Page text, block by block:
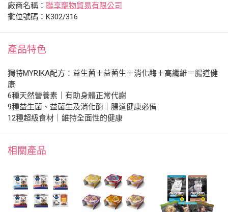
廠商名稱： 聯享寵物貿易有限公司
攤位號碼：K302/316
產品特色
獨特MYRIKA配方：益生菌＋益菌生＋消化酶＋高纖維＝腸道健
康
6種天然營養素｜有助身體正常代謝
9種益生菌、益菌生及消化酶｜腸道健康必備
12種超級食材｜維持全面性的健康
相關產品